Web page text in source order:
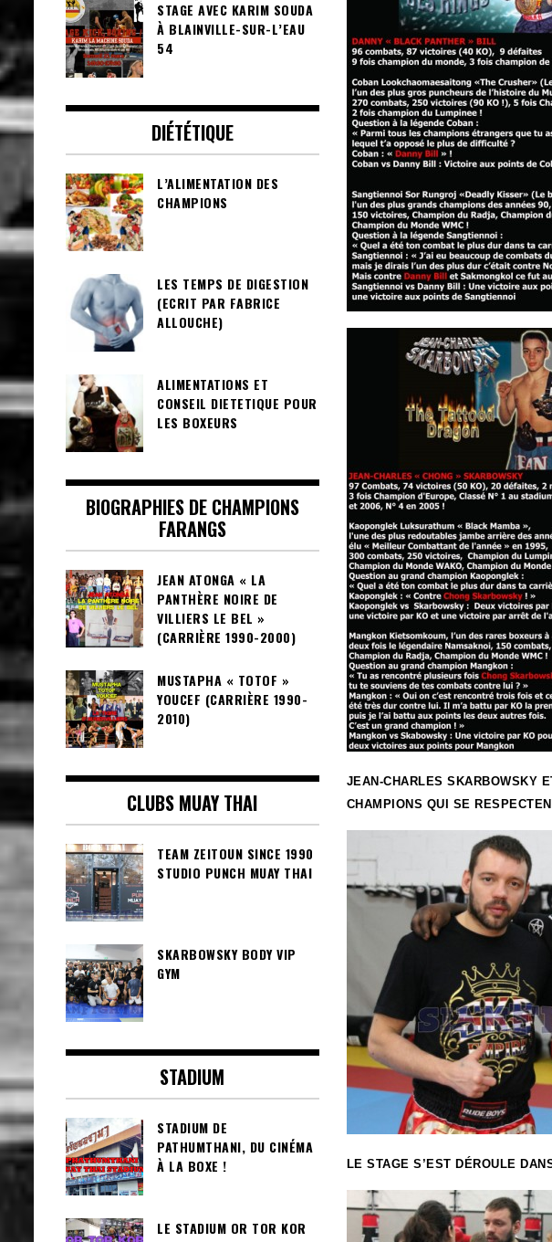
JEAN-CHARLES SKARBOWSKY
CHAMPIONS QUI SE
LE STAGE S’EST DÉROULE
STAGE AVEC KARIM SOUDA
À BLAINVILLE-SUR-L’EAU
54
DIÉTÉTIQUE
L’ALIMENTATION DES
CHAMPIONS
LES TEMPS DE DIGESTION
(ECRIT PAR FABRICE
ALLOUCHE)
ALIMENTATIONS ET
CONSEIL DIETETIQUE POUR
LES BOXEURS
BIOGRAPHIES DE CHAMPIONS
FARANGS
JEAN ATONGA « LA
PANTHÈRE NOIRE DE
VILLIERS LE BEL »
(CARRIÈRE 1990-2000)
MUSTAPHA « TOTOF »
YOUCEF (CARRIÈRE 1990-
2010)
CLUBS MUAY THAI
TEAM ZEITOUN SINCE 1990
STUDIO PUNCH MUAY THAI
SKARBOWSKY BODY VIP
GYM
STADIUM
STADIUM DE
PATHUMTHANI, DU CINÉMA
À LA BOXE !
LE STADIUM OR TOR KOR